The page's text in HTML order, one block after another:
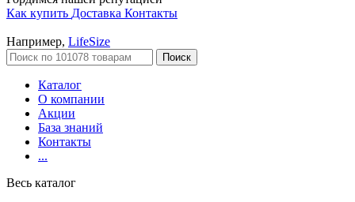
Как купить Доставка Контакты
Например, LifeSize
Поиск
Каталог
О компании
Акции
База знаний
Контакты
...
Весь каталог